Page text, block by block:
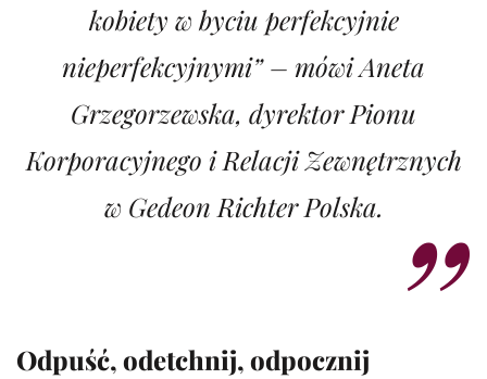
kobiety w byciu perfekcyjnie
nieperfekcyjnymi” – mówi Aneta
Grzegorzewska, dyrektor Pionu
Korporacyjnego i Relacji Zewnętrznych
w Gedeon Richter Polska.
Odpuść, odetchnij, odpocznij